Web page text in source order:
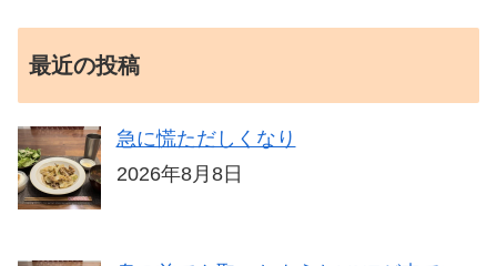
最近の投稿
急に慌ただしくなり
2026年8月8日